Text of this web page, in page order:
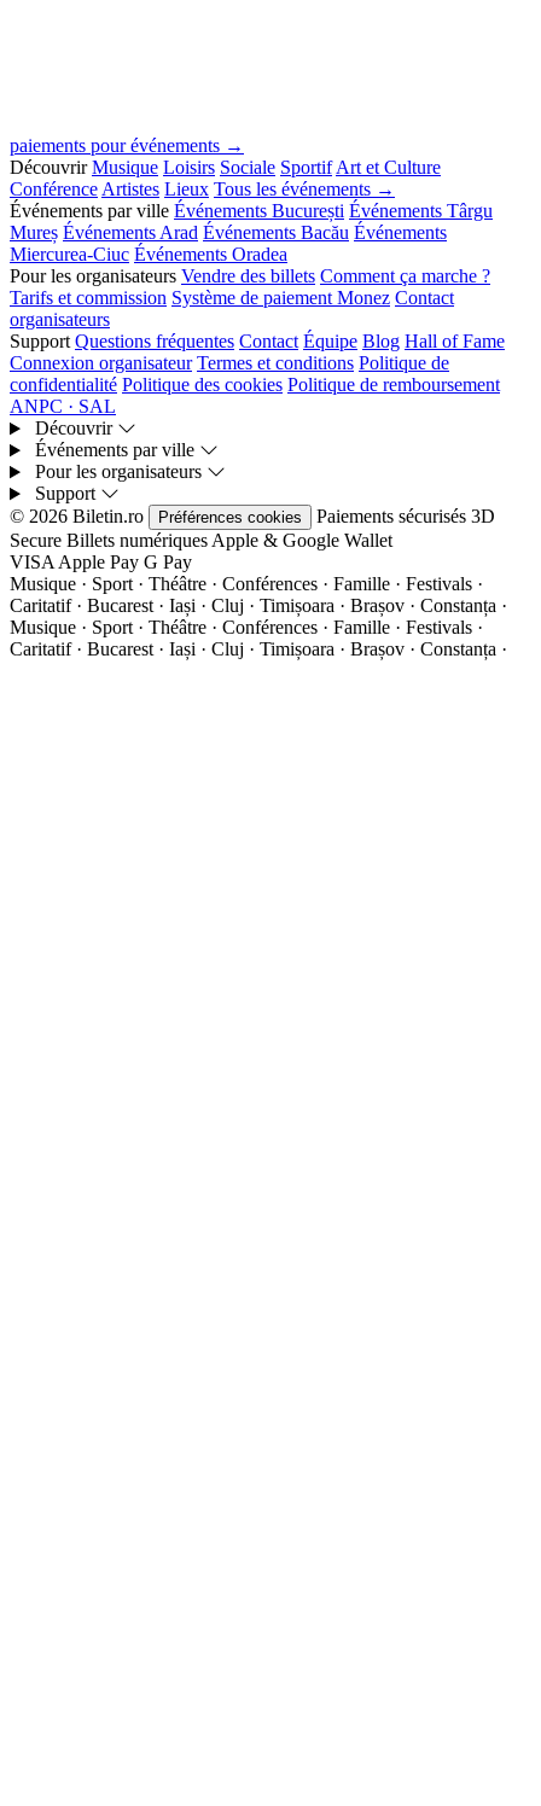
paiements pour événements →
Découvrir Musique Loisirs Sociale Sportif Art et Culture
Conférence Artistes Lieux Tous les événements →
Événements par ville Événements București Événements Târgu
Mureș Événements Arad Événements Bacău Événements
Miercurea-Ciuc Événements Oradea
Pour les organisateurs Vendre des billets Comment ça marche ?
Tarifs et commission Système de paiement Monez Contact
organisateurs
Support Questions fréquentes Contact Équipe Blog Hall of Fame
Connexion organisateur Termes et conditions Politique de
confidentialité Politique des cookies Politique de remboursement
ANPC · SAL
Découvrir
Événements par ville
Pour les organisateurs
Support
© 2026 Biletin.ro
Préférences cookies Paiements sécurisés 3D
Secure Billets numériques Apple & Google Wallet
VISA Apple Pay G Pay
Musique · Sport · Théâtre · Conférences · Famille · Festivals ·
Caritatif · Bucarest · Iași · Cluj · Timișoara · Brașov · Constanța ·
Musique · Sport · Théâtre · Conférences · Famille · Festivals ·
Caritatif · Bucarest · Iași · Cluj · Timișoara · Brașov · Constanța ·